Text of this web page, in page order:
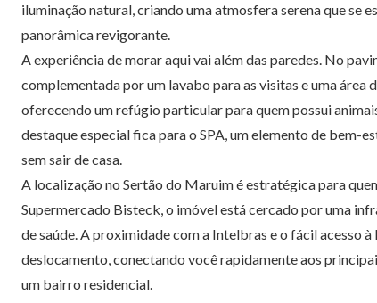
iluminação natural, criando uma atmosfera serena que se
panorâmica revigorante.
A experiência de morar aqui vai além das paredes. No
complementada por um lavabo para as visitas e uma
oferecendo um refúgio particular para quem possui
destaque especial fica para o SPA, um elemento de
sem sair de casa.
A localização no Sertão do Maruim é estratégica para
Supermercado Bisteck, o imóvel está cercado por uma
de saúde. A proximidade com a Intelbras e o fácil acesso
deslocamento, conectando você rapidamente aos
um bairro residencial.